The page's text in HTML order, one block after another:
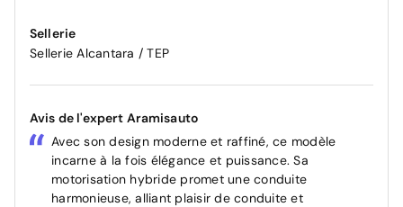
Sellerie
Sellerie Alcantara / TEP
Avis de l'expert Aramisauto
Avec son design moderne et raffiné, ce modèle
incarne à la fois élégance et puissance. Sa
motorisation hybride promet une conduite
harmonieuse, alliant plaisir de conduite et